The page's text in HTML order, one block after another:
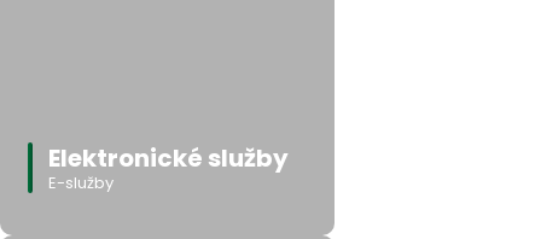
Elektronické služby
E-služby